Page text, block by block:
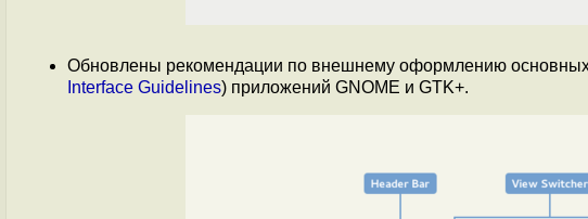
Обновлены рекомендации по внешнему оформлению основных
Interface Guidelines) приложений GNOME и GTK+.